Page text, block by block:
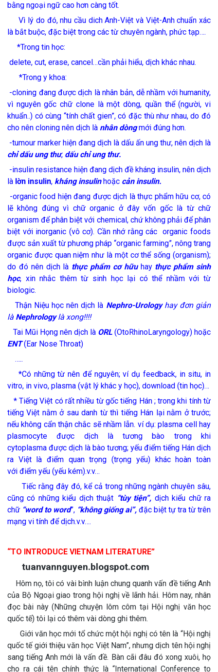
bằng ngoại ngữ cao hơn càng tốt.
Vì lý do đó, nhu cầu dich Anh-Việt và Việt-Anh chuẩn xác
là bắt buộc, đặc biệt trong các từ chuyên ngành, phức tạp….
*Trong tin học:
delete, cut, erase, cancel…cần phải hiểu, dịch khác nhau.
*Trong y khoa:
-cloning đang được dịch là nhân bản, dễ nhầm với humanity,
vì nguyên gốc chữ clone là một dòng, quần thể (người, vi
khuẩn..) có cùng “tính chất gien”, có đặc thù như nhau, do đó
cho nên cloning nên dịch là nhân dòngmới đúng hơn.
-tumour marker hiện đang dịch là dấu ấn ung thư, nên dịch là
chỉ dấu ung thư, dấu chỉ ung thư.
-insulin resistance hiện đang dịch đề kháng insulin, nên dịch
là lờn insulin, kháng insulinhoặc cản insulin.
-organic food hiện đang được dịch là thực phẩm hữu cơ, có
lẽ không đúng vì chữ organic ở đây vốn gốc là từ chữ
organism để phân biệt với chemical, chứ không phải để phân
biệt với inorganic (vô cơ). Cần nhớ rằng các organic foods
được sản xuất từ phương pháp “organic farming”, nông trang
organic được quan niệm như là một cơ thể sống (organism);
do đó nên dịch là thực phẩm cơ hữuhay thực phẩm sinh
học, xin nhắc thêm từ sinh học lại có thể nhầm với từ
biologic.
Thận Niệu học nên dịch là Nephro-Urologyhay đơn giản
là Nephrologylà xong!!!!
Tai Mũi Họng nên dịch là ORL (OtoRhinoLaryngology) hoặc
ENT(Ear Nose Throat)
…..
*Có những từ nên để nguyên; ví dụ feedback, in situ, in
vitro, in vivo, plasma (vật lý khác y học), download (tin học)…
* Tiếng Việt có rất nhiều từ gốc tiếng Hán ; trong khi tính từ
tiếng Việt nằm ở sau danh từ thì tiếng Hán lại nằm ở trước;
nếu không cẩn thận chắc sẽ nhầm lẫn. ví dụ: plasma cell hay
plasmocyte được dịch là tương bào trong khi
cytoplasma được dịch là bào tương; yếu điểm tiếng Hán dịch
ra Việt là điểm quan trọng (trọng yếu) khác hoàn toàn
với điểm yếu (yếu kém).v.v…
Tiếc rằng đây đó, kể cả trong những ngành chuyên sâu,
cũng có những kiểu dịch thuật “tùy tiện”, dịch kiểu chữ ra
chữ “word to word”, “không giống ai”, đặc biệt tự tra từ trên
mạng vi tính để dịch.v.v….
“TO INTRODUCE VIETNAM LITERATURE”
tuanvannguyen.blogspot.com
Hôm nọ, tôi có vài bình luận chung quanh vấn đề tiếng Anh
của Bộ Ngoại giao trong hội nghị về lãnh hải. Hôm nay, nhân
đọc bài này (Những chuyện lôm côm tại Hội nghị văn học
quốc tế) tôi lại có thêm vài dòng ghi thêm.
Giới văn học mới tổ chức một hội nghị có tên là “Hội nghị
quốc tế giới thiệu văn học Việt Nam”, nhưng dịch tên hội nghị
sang tiếng Anh mới là vấn đề. Bàn cãi đâu đó xong xuôi, họ
cho ra cái tên chính thức là “International Conference to